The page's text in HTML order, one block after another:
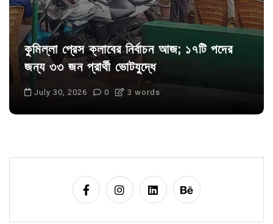
কুমিল্লা প্রেস ক্লাবের নির্বাচন আজ; ১৭টি পদের
জন্য ৩৩ জন প্রার্থী ভোটযুদ্ধে
July 30, 2026 0 3 words